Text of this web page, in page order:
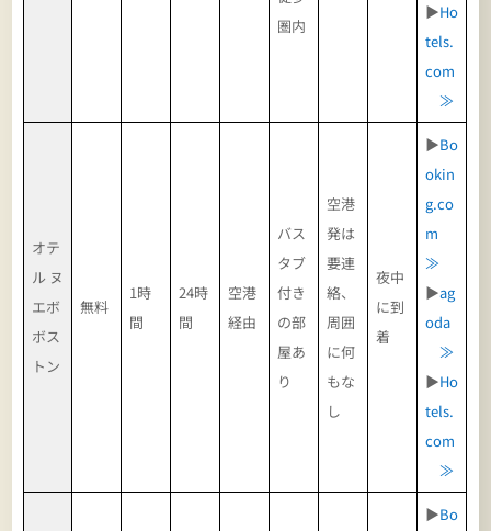
圏内
▶Ho
tels.
com
≫
オテ
ル ヌ
エボ
ボス
トン
無料
1時
間
24時
間
空港
経由
バス
タブ
付き
の部
屋あ
り
空港
発は
要連
絡、
周囲
に何
もな
し
夜中
に到
着
▶Bo
okin
g.co
m
≫
▶ag
oda
≫
▶Ho
tels.
com
≫
▶Bo